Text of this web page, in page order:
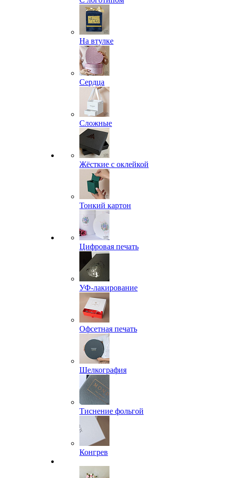
На втулке
Сердца
Сложные
Жёсткие с оклейкой
Тонкий картон
Цифровая печать
УФ-лакирование
Офсетная печать
Шелкография
Тиснение фольгой
Конгрев